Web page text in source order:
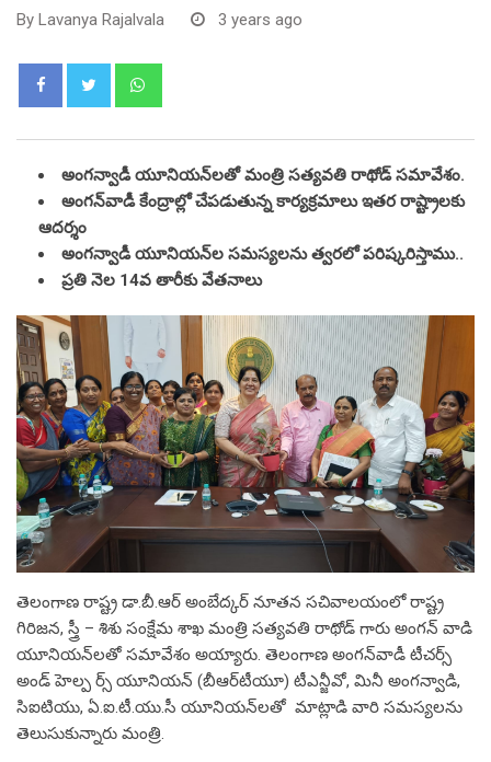
By Lavanya Rajalvala 3 years ago
అంగన్వాడీయూనియన్‌లతో మంత్రి సత్యవతి రాథోడ్ సమావేశం.
అంగన్‌వాడీ కేంద్రాల్లో చేపడుతున్న కార్యక్రమాలు ఇతర రాష్ట్రాలకు
ఆదర్శం
అంగన్వాడీ యూనియన్‌ల సమస్యలను త్వరలో పరిష్కరిస్తాము..
ప్రతి నెల 14వ తారీకు వేతనాలు
తెలంగాణ రాష్ట్ర డా.బీ.ఆర్ అంబేద్కర్ నూతన సచివాలయంలో రాష్ట్ర
గిరిజన, స్త్రీ – శిశు సంక్షేమ శాఖ మంత్రి సత్యవతి రాథోడ్ గారు అంగన్ వాడి
యూనియన్‌లతో సమావేశం అయ్యారు. తెలంగాణ అంగన్‌వాడీ టీచర్స్‌
అండ్‌ హెల్ప ర్స్‌ యూనియన్‌ (బీఆర్‌టీయూ) టీఎన్జీవో, మినీ అంగన్వాడి,
సిఐటియు, ఏ.ఐ.టీ.యు.సీ యూనియన్‌లతో మాట్లాడి వారి సమస్యలను
తెలుసుకున్నారు మంత్రి.